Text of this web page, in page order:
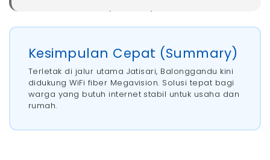
Rekomendasi WiFi Murah di Balonggandu Karawang
- 2. Biznet
- 3. MyRepublic
- 4. IndiHome
Ciri-Ciri WiFi Murah tapi Berkualitas
- 2. Minim Gangguan saat Jam Sibuk
Kesimpulan Cepat (Summary)
Terletak di jalur utama Jatisari, Balonggandu kini
didukung WiFi fiber Megavision. Solusi tepat bagi
warga yang butuh internet stabil untuk usaha dan
rumah.